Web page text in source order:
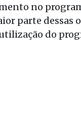
no
parte dessas
do